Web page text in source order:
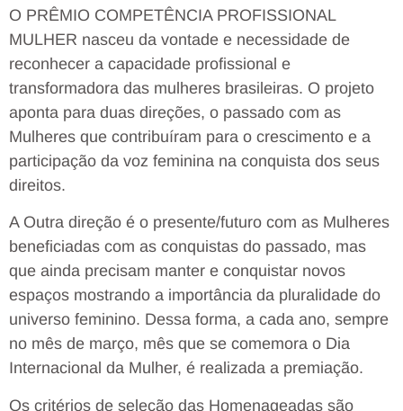
O PRÊMIO COMPETÊNCIA PROFISSIONAL
MULHER nasceu da vontade e necessidade de
reconhecer a capacidade profissional e
transformadora das mulheres brasileiras. O projeto
aponta para duas direções, o passado com as
Mulheres que contribuíram para o crescimento e a
participação da voz feminina na conquista dos seus
direitos.
A Outra direção é o presente/futuro com as Mulheres
beneficiadas com as conquistas do passado, mas
que ainda precisam manter e conquistar novos
espaços mostrando a importância da pluralidade do
universo feminino. Dessa forma, a cada ano, sempre
no mês de março, mês que se comemora o Dia
Internacional da Mulher, é realizada a premiação.
Os critérios de seleção das Homenageadas são